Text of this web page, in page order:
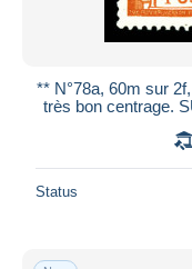
** N°78a, 60m sur
très bon centrage.
Status